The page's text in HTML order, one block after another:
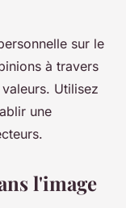
sur le
à travers
Utilisez
une
l'image